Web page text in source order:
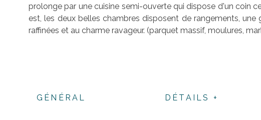
prolonge par une cuisine semi-ouverte qui dispose d'un coin
est, les deux belles chambres disposent de rangements,
raffinées et au charme ravageur. (parquet massif, moulures,
GÉNÉRAL DÉTAILS +